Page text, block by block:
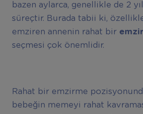
bazen aylarca, genellikle de 2
süreçtir. Burada tabii ki,
emziren annenin rahat bir
seçmesi çok önemlidir.
Rahat bir emzirme
bebeğin memeyi rahat